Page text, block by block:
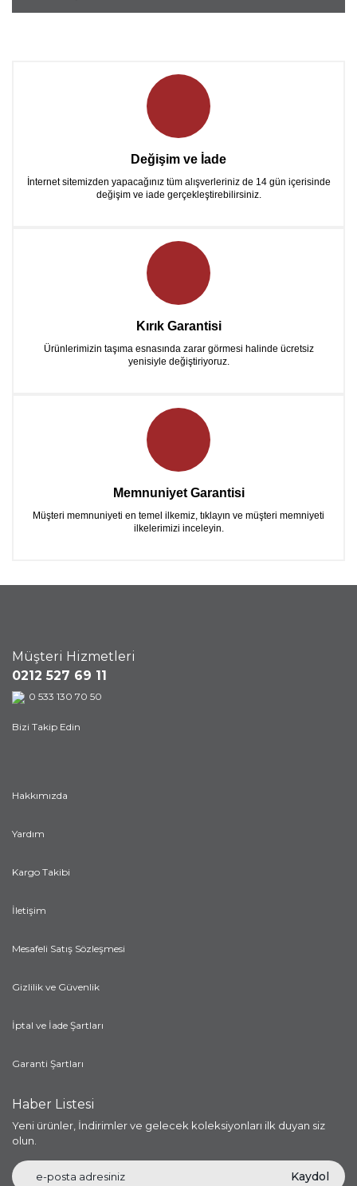
Değişim ve İade
İnternet sitemizden yapacağınız tüm alışverleriniz de 14 gün içerisinde
değişim ve iade gerçekleştirebilirsiniz.
Kırık Garantisi
Ürünlerimizin taşıma esnasında zarar görmesi halinde ücretsiz
yenisiyle değiştiriyoruz.
Memnuniyet Garantisi
Müşteri memnuniyeti en temel ilkemiz, tıklayın ve müşteri memniyeti
ilkelerimizi inceleyin.
Müşteri Hizmetleri
0212 527 69 11
0 533 130 70 50
Bizi Takip Edin
Hakkımızda
Yardım
Kargo Takibi
İletişim
Mesafeli Satış Sözleşmesi
Gizlilik ve Güvenlik
İptal ve İade Şartları
Garanti Şartları
Haber Listesi
Yeni ürünler, İndirimler ve gelecek koleksiyonları ilk duyan siz
olun.
Kaydol